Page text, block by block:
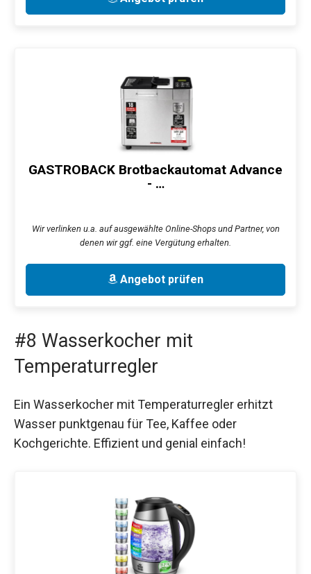
GASTROBACK Brotbackautomat Advance
- …
Wir verlinken u.a. auf ausgewählte Online-Shops und Partner, von
denen wir ggf. eine Vergütung erhalten.
Angebot prüfen
#8 Wasserkocher mit
Temperaturregler
Ein Wasserkocher mit Temperaturregler erhitzt
Wasser punktgenau für Tee, Kaffee oder
Kochgerichte. Effizient und genial einfach!